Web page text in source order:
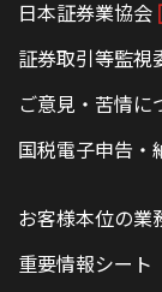
日本証券業協会
証券取引等監視
ご意見・苦情に
国税電子申告・
お客様本位の業
重要情報シート